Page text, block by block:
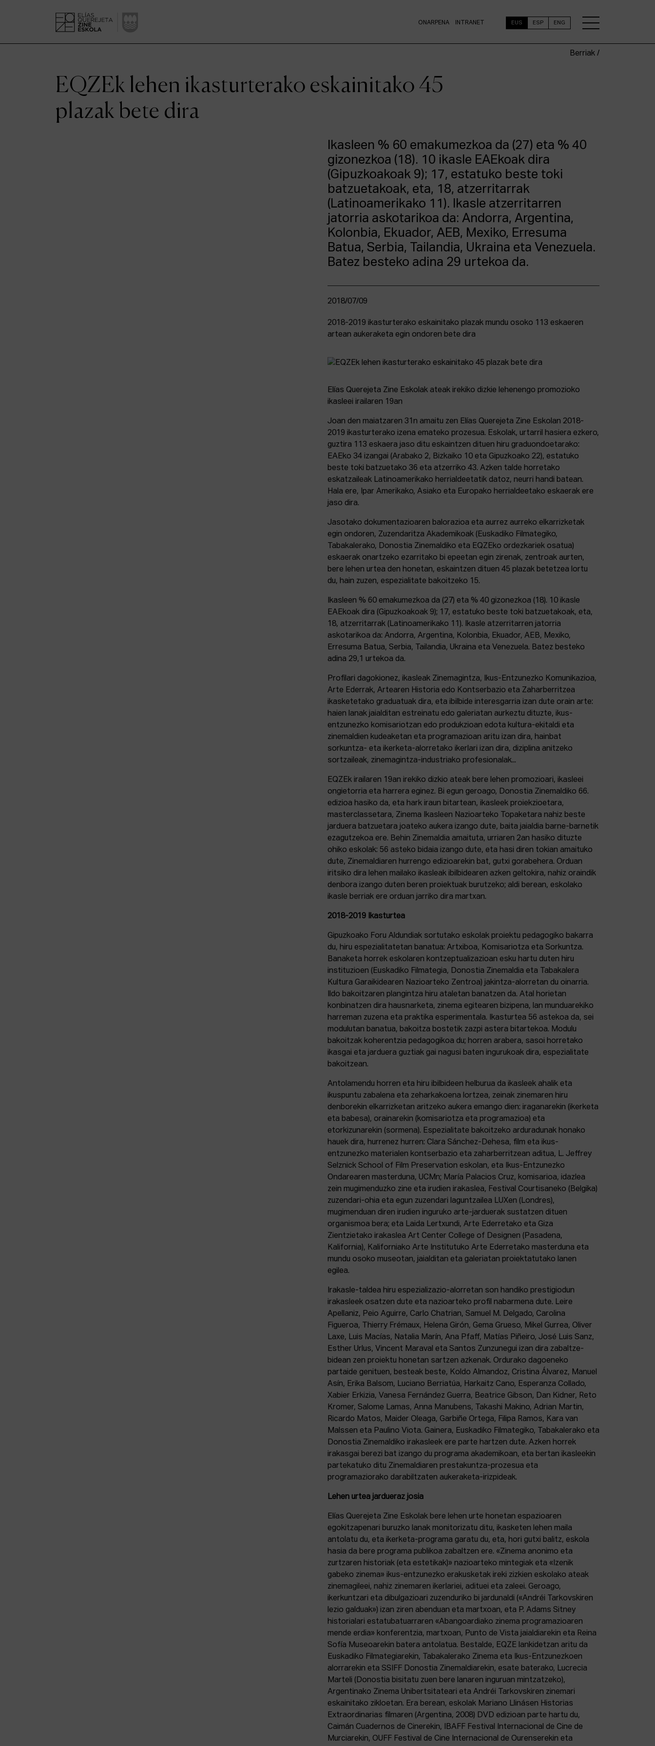
ONARPENA INTRANET EUS ESP ENG
Berriak /
EQZEk lehen ikasturterako eskainitako 45
plazak bete dira
Ikasleen % 60 emakumezkoa da (27) eta % 40
gizonezkoa (18). 10 ikasle EAEkoak dira
(Gipuzkoakoak 9); 17, estatuko beste toki
batzuetakoak, eta, 18, atzerritarrak
(Latinoamerikako 11). Ikasle atzerritarren
jatorria askotarikoa da: Andorra, Argentina,
Kolonbia, Ekuador, AEB, Mexiko, Erresuma
Batua, Serbia, Tailandia, Ukraina eta Venezuela.
Batez besteko adina 29 urtekoa da.
2018/07/09
2018-2019 ikasturterako eskainitako plazak mundu osoko 113 eskaeren
artean aukeraketa egin ondoren bete dira
Elías Querejeta Zine Eskolak ateak irekiko dizkie lehenengo promozioko
ikasleei irailaren 19an
Joan den maiatzaren 31n amaitu zen Elías Querejeta Zine Eskolan 2018-
2019 ikasturterako izena emateko prozesua. Eskolak, urtarril hasiera ezkero,
guztira 113 eskaera jaso ditu eskaintzen dituen hiru graduondoetarako:
EAEko 34 izangai (Arabako 2, Bizkaiko 10 eta Gipuzkoako 22), estatuko
beste toki batzuetako 36 eta atzerriko 43. Azken talde horretako
eskatzaileak Latinoamerikako herrialdeetatik datoz, neurri handi batean.
Hala ere, Ipar Amerikako, Asiako eta Europako herrialdeetako eskaerak ere
jaso dira.
Jasotako dokumentazioaren balorazioa eta aurrez aurreko elkarrizketak
egin ondoren, Zuzendaritza Akademikoak (Euskadiko Filmategiko,
Tabakalerako, Donostia Zinemaldiko eta EQZEko ordezkariek osatua)
eskaerak onartzeko ezarritako bi epeetan egin zirenak, zentroak aurten,
bere lehen urtea den honetan, eskaintzen dituen 45 plazak betetzea lortu
du, hain zuzen, espezialitate bakoitzeko 15.
Ikasleen % 60 emakumezkoa da (27) eta % 40 gizonezkoa (18). 10 ikasle
EAEkoak dira (Gipuzkoakoak 9); 17, estatuko beste toki batzuetakoak, eta,
18, atzerritarrak (Latinoamerikako 11). Ikasle atzerritarren jatorria
askotarikoa da: Andorra, Argentina, Kolonbia, Ekuador, AEB, Mexiko,
Erresuma Batua, Serbia, Tailandia, Ukraina eta Venezuela. Batez besteko
adina 29,1 urtekoa da.
Profilari dagokionez, ikasleak Zinemagintza, Ikus-Entzunezko Komunikazioa,
Arte Ederrak, Artearen Historia edo Kontserbazio eta Zaharberritzea
ikasketetako graduatuak dira, eta ibilbide interesgarria izan dute orain arte:
haien lanak jaialditan estreinatu edo galeriatan aurkeztu dituzte, ikus-
entzunezko komisariotzan edo produkzioan edota kultura-ekitaldi eta
zinemaldien kudeaketan eta programazioan aritu izan dira, hainbat
sorkuntza- eta ikerketa-alorretako ikerlari izan dira, diziplina anitzeko
sortzaileak, zinemagintza-industriako profesionalak...
EQZEk irailaren 19an irekiko dizkio ateak bere lehen promozioari, ikasleei
ongietorria eta harrera eginez. Bi egun geroago, Donostia Zinemaldiko 66.
edizioa hasiko da, eta hark iraun bitartean, ikasleek proiekzioetara,
masterclassetara, Zinema Ikasleen Nazioarteko Topaketara nahiz beste
jarduera batzuetara joateko aukera izango dute, baita jaialdia barne-barnetik
ezagutzekoa ere. Behin Zinemaldia amaituta, urriaren 2an hasiko dituzte
ohiko eskolak: 56 asteko bidaia izango dute, eta hasi diren tokian amaituko
dute, Zinemaldiaren hurrengo edizioarekin bat, gutxi gorabehera. Orduan
iritsiko dira lehen mailako ikasleak ibilbidearen azken geltokira, nahiz oraindik
denbora izango duten beren proiektuak burutzeko; aldi berean, eskolako
ikasle berriak ere orduan jarriko dira martxan.
2018-2019 Ikasturtea
Gipuzkoako Foru Aldundiak sortutako eskolak proiektu pedagogiko bakarra
du, hiru espezialitatetan banatua: Artxiboa, Komisariotza eta Sorkuntza.
Banaketa horrek eskolaren kontzeptualizazioan esku hartu duten hiru
instituzioen (Euskadiko Filmategia, Donostia Zinemaldia eta Tabakalera
Kultura Garaikidearen Nazioarteko Zentroa) jakintza-alorretan du oinarria.
Ildo bakoitzaren plangintza hiru ataletan banatzen da. Atal horietan
konbinatzen dira hausnarketa, zinema egitearen bizipena, lan munduarekiko
harreman zuzena eta praktika esperimentala. Ikasturtea 56 astekoa da, sei
modulutan banatua, bakoitza bostetik zazpi astera bitartekoa. Modulu
bakoitzak koherentzia pedagogikoa du; horren arabera, sasoi horretako
ikasgai eta jarduera guztiak gai nagusi baten ingurukoak dira, espezialitate
bakoitzean.
Antolamendu horren eta hiru ibilbideen helburua da ikasleek ahalik eta
ikuspuntu zabalena eta zeharkakoena lortzea, zeinak zinemaren hiru
denborekin elkarrizketan aritzeko aukera emango dien: iraganarekin (ikerketa
eta babesa), orainarekin (komisariotza eta programazioa) eta
etorkizunarekin (sormena). Espezialitate bakoitzeko arduradunak honako
hauek dira, hurrenez hurren: Clara Sánchez-Dehesa, film eta ikus-
entzunezko materialen kontserbazio eta zaharberritzean aditua, L. Jeffrey
Selznick School of Film Preservation eskolan, eta Ikus-Entzunezko
Ondarearen masterduna, UCMn; María Palacios Cruz, komisarioa, idazlea
zein mugimenduzko zine eta irudien irakaslea, Festival Courtisaneko (Belgika)
zuzendari-ohia eta egun zuzendari laguntzailea LUXen (Londres),
mugimenduan diren irudien inguruko arte-jarduerak sustatzen dituen
organismoa bera; eta Laida Lertxundi, Arte Ederretako eta Giza
Zientzietako irakaslea Art Center College of Designen (Pasadena,
Kalifornia), Kaliforniako Arte Institutuko Arte Ederretako masterduna eta
mundu osoko museotan, jaialditan eta galeriatan proiektatutako lanen
egilea.
Irakasle-taldea hiru espezializazio-alorretan son handiko prestigiodun
irakasleek osatzen dute eta nazioarteko profil nabarmena dute. Leire
Apellaniz, Peio Aguirre, Carlo Chatrian, Samuel M. Delgado, Carolina
Figueroa, Thierry Frémaux, Helena Girón, Gema Grueso, Mikel Gurrea, Oliver
Laxe, Luis Macías, Natalia Marín, Ana Pfaff, Matías Piñeiro, José Luis Sanz,
Esther Urlus, Vincent Maraval eta Santos Zunzunegui izan dira zabaltze-
bidean zen proiektu honetan sartzen azkenak. Ordurako dagoeneko
partaide genituen, besteak beste, Koldo Almandoz, Cristina Álvarez, Manuel
Asín, Erika Balsom, Luciano Berriatúa, Harkaitz Cano, Esperanza Collado,
Xabier Erkizia, Vanesa Fernández Guerra, Beatrice Gibson, Dan Kidner, Reto
Kromer, Salome Lamas, Anna Manubens, Takashi Makino, Adrian Martin,
Ricardo Matos, Maider Oleaga, Garbiñe Ortega, Filipa Ramos, Kara van
Malssen eta Paulino Viota. Gainera, Euskadiko Filmategiko, Tabakalerako eta
Donostia Zinemaldiko irakasleek ere parte hartzen dute. Azken horrek
irakasgai berezi bat izango du programa akademikoan, eta bertan ikasleekin
partekatuko ditu Zinemaldiaren prestakuntza-prozesua eta
programaziorako darabiltzaten aukeraketa-irizpideak.
Lehen urtea jardueraz josia
Elías Querejeta Zine Eskolak bere lehen urte honetan espazioaren
egokitzapenari buruzko lanak monitorizatu ditu, ikasketen lehen maila
antolatu du, eta ikerketa-programa garatu du, eta, hori gutxi balitz, eskola
hasia da bere programa publikoa zabaltzen ere. «Zinema anonimo eta
zurtzaren historiak (eta estetikak)» nazioarteko mintegiak eta «Izenik
gabeko zinema» ikus-entzunezko erakusketak ireki zizkien eskolako ateak
zinemagileei, nahiz zinemaren ikerlariei, adituei eta zaleei. Geroago,
ikerkuntzari eta dibulgazioari zuzenduriko bi jardunaldi («Andréi Tarkovskiren
lezio galduak») izan ziren abenduan eta martxoan, eta P. Adams Sitney
historialari estatubatuarraren «Abangoardiako zinema programazioaren
mende erdia» konferentzia, martxoan, Punto de Vista jaialdiarekin eta Reina
Sofía Museoarekin batera antolatua. Bestalde, EQZE lankidetzan aritu da
Euskadiko Filmategiarekin, Tabakalerako Zinema eta Ikus-Entzunezkoen
alorrarekin eta SSIFF Donostia Zinemaldiarekin, esate baterako, Lucrecia
Marteli (Donostia bisitatu zuen bere lanaren inguruan mintzatzeko),
Argentinako Zinema Unibertsitateari eta Andréi Tarkovskiren zinemari
eskainitako zikloetan. Era berean, eskolak Mariano Llinásen Historias
Extraordinarias filmaren (Argentina, 2008) DVD edizioan parte hartu du,
Caimán Cuadernos de Cinerekin, IBAFF Festival Internacional de Cine de
Murciarekin, OUFF Festival de Cine Internacional de Ourenserekin eta